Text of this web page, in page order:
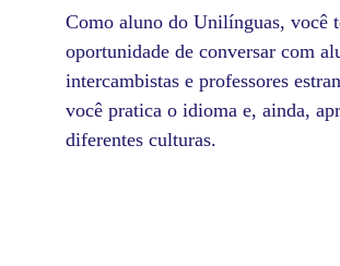
Como aluno do Unilínguas, você
oportunidade de conversar com
intercambistas e professores
você pratica o idioma e, ainda,
diferentes culturas.